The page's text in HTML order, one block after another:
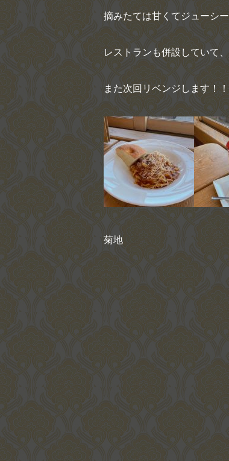
摘みたては甘くてジューシ
レストランも併設していて
また次回リベンジします！！
菊地